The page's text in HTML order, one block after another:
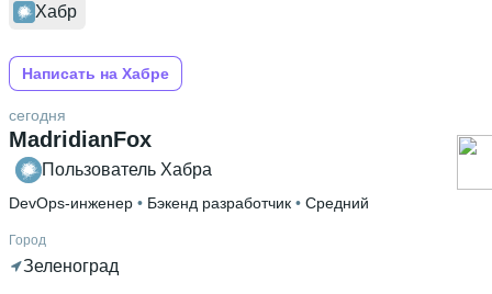
Хабр
Написать на Хабре
MadridianFox
сегодня
Пользователь Хабра
DevOps-инженер • Бэкенд разработчик • Средний
Город
Зеленоград